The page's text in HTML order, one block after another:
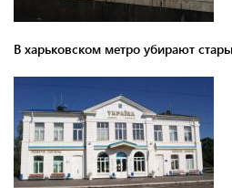
В харьковском метро убирают